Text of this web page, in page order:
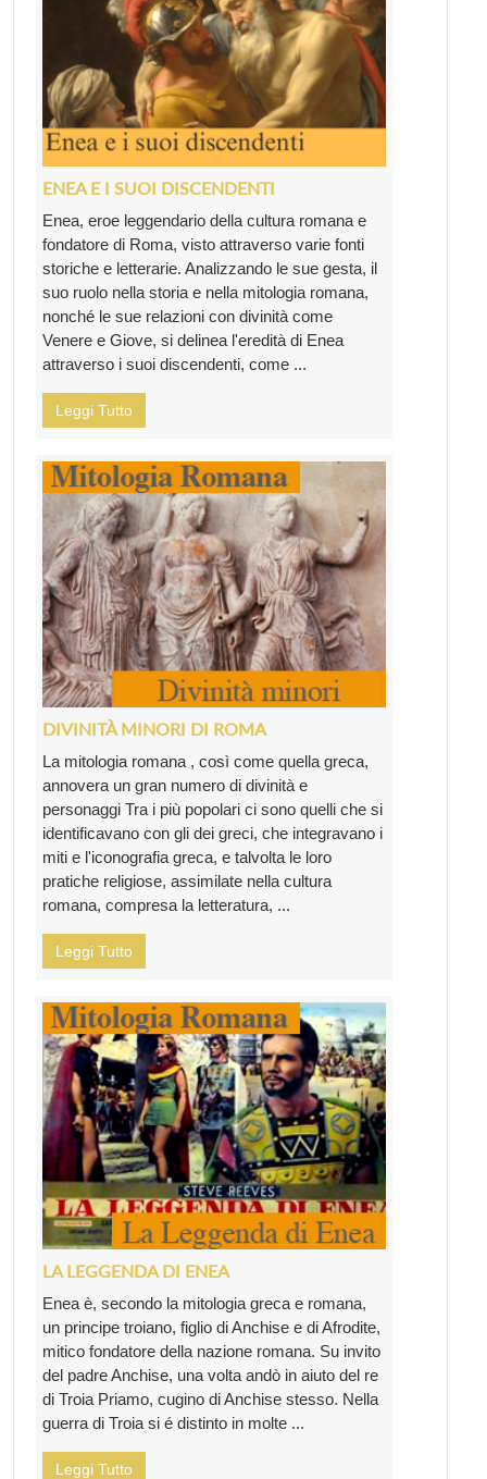
ENEA E I SUOI DISCENDENTI
Enea, eroe leggendario della cultura romana e
fondatore di Roma, visto attraverso varie fonti
storiche e letterarie. Analizzando le sue gesta, il
suo ruolo nella storia e nella mitologia romana,
nonché le sue relazioni con divinità come
Venere e Giove, si delinea l'eredità di Enea
attraverso i suoi discendenti, come ...
Leggi Tutto
DIVINITÀ MINORI DI ROMA
La mitologia romana , così come quella greca,
annovera un gran numero di divinità e
personaggi Tra i più popolari ci sono quelli che si
identificavano con gli dei greci, che integravano i
miti e l'iconografia greca, e talvolta le loro
pratiche religiose, assimilate nella cultura
romana, compresa la letteratura, ...
Leggi Tutto
LA LEGGENDA DI ENEA
Enea è, secondo la mitologia greca e romana,
un principe troiano, figlio di Anchise e di Afrodite,
mitico fondatore della nazione romana. Su invito
del padre Anchise, una volta andò in aiuto del re
di Troia Priamo, cugino di Anchise stesso. Nella
guerra di Troia si é distinto in molte ...
Leggi Tutto